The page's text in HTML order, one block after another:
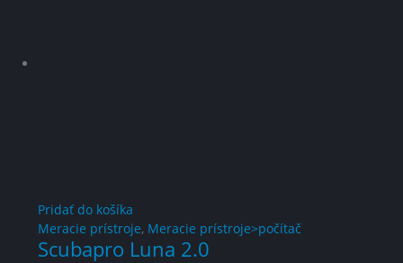
Pridať do košíka
Meracie prístroje, Meracie prístroje>počítač
Scubapro Luna 2.0